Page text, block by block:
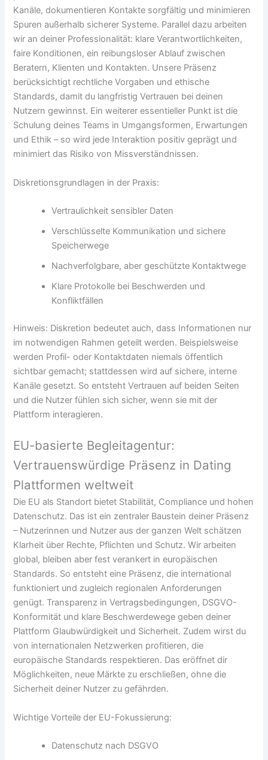
Kanäle, dokumentieren Kontakte sorgfältig und minimieren
Spuren außerhalb sicherer Systeme. Parallel dazu arbeiten
wir an deiner Professionalität: klare Verantwortlichkeiten,
faire Konditionen, ein reibungsloser Ablauf zwischen
Beratern, Klienten und Kontakten. Unsere Präsenz
berücksichtigt rechtliche Vorgaben und ethische
Standards, damit du langfristig Vertrauen bei deinen
Nutzern gewinnst. Ein weiterer essentieller Punkt ist die
Schulung deines Teams in Umgangsformen, Erwartungen
und Ethik – so wird jede Interaktion positiv geprägt und
minimiert das Risiko von Missverständnissen.
Diskretionsgrundlagen in der Praxis:
Vertraulichkeit sensibler Daten
Verschlüsselte Kommunikation und sichere
Speicherwege
Nachverfolgbare, aber geschützte Kontaktwege
Klare Protokolle bei Beschwerden und
Konfliktfällen
Hinweis: Diskretion bedeutet auch, dass Informationen nur
im notwendigen Rahmen geteilt werden. Beispielsweise
werden Profil- oder Kontaktdaten niemals öffentlich
sichtbar gemacht; stattdessen wird auf sichere, interne
Kanäle gesetzt. So entsteht Vertrauen auf beiden Seiten
und die Nutzer fühlen sich sicher, wenn sie mit der
Plattform interagieren.
EU-basierte Begleitagentur:
Vertrauenswürdige Präsenz in Dating
Plattformen weltweit
Die EU als Standort bietet Stabilität, Compliance und hohen
Datenschutz. Das ist ein zentraler Baustein deiner Präsenz
– Nutzerinnen und Nutzer aus der ganzen Welt schätzen
Klarheit über Rechte, Pflichten und Schutz. Wir arbeiten
global, bleiben aber fest verankert in europäischen
Standards. So entsteht eine Präsenz, die international
funktioniert und zugleich regionalen Anforderungen
genügt. Transparenz in Vertragsbedingungen, DSGVO-
Konformität und klare Beschwerdewege geben deiner
Plattform Glaubwürdigkeit und Sicherheit. Zudem wirst du
von internationalen Netzwerken profitieren, die
europäische Standards respektieren. Das eröffnet dir
Möglichkeiten, neue Märkte zu erschließen, ohne die
Sicherheit deiner Nutzer zu gefährden.
Wichtige Vorteile der EU-Fokussierung:
Datenschutz nach DSGVO